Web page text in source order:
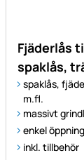
Fjäderlås
spaklås,
spaklås,
m.fl.
massivt
enkel
inkl. tillbehör